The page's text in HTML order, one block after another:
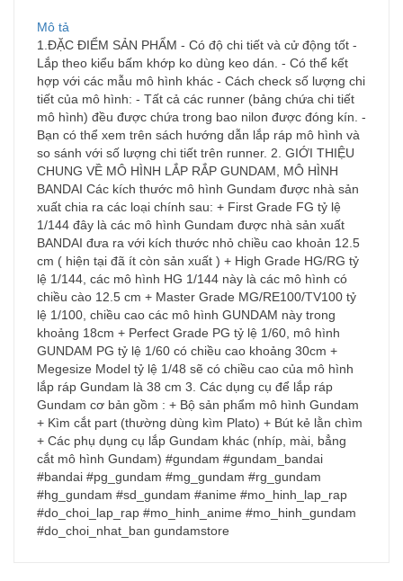
Mô tả
1.ĐẶC ĐIỂM SẢN PHẨM - Có độ chi tiết và cử động tốt -
Lắp theo kiểu bấm khớp ko dùng keo dán. - Có thể kết
hợp với các mẫu mô hình khác - Cách check số lượng chi
tiết của mô hình: - Tất cả các runner (bảng chứa chi tiết
mô hình) đều được chứa trong bao nilon được đóng kín. -
Bạn có thể xem trên sách hướng dẫn lắp ráp mô hình và
so sánh với số lượng chi tiết trên runner. 2. GIỚI THIỆU
CHUNG VỀ MÔ HÌNH LẮP RẮP GUNDAM, MÔ HÌNH
BANDAI Các kích thước mô hình Gundam được nhà sản
xuất chia ra các loại chính sau: + First Grade FG tỷ lệ
1/144 đây là các mô hình Gundam được nhà sản xuất
BANDAI đưa ra với kích thước nhỏ chiều cao khoản 12.5
cm ( hiện tại đã ít còn sản xuất ) + High Grade HG/RG tỷ
lệ 1/144, các mô hình HG 1/144 này là các mô hình có
chiều cào 12.5 cm + Master Grade MG/RE100/TV100 tỷ
lệ 1/100, chiều cao các mô hình GUNDAM này trong
khoảng 18cm + Perfect Grade PG tỷ lệ 1/60, mô hình
GUNDAM PG tỷ lệ 1/60 có chiều cao khoảng 30cm +
Megesize Model tỷ lệ 1/48 sẽ có chiều cao của mô hình
lắp ráp Gundam là 38 cm 3. Các dụng cụ để lắp ráp
Gundam cơ bản gồm : + Bộ sản phẩm mô hình Gundam
+ Kìm cắt part (thường dùng kìm Plato) + Bút kẻ lằn chìm
+ Các phụ dụng cụ lắp Gundam khác (nhíp, mài, bẳng
cắt mô hình Gundam) #gundam #gundam_bandai
#bandai #pg_gundam #mg_gundam #rg_gundam
#hg_gundam #sd_gundam #anime #mo_hinh_lap_rap
#do_choi_lap_rap #mo_hinh_anime #mo_hinh_gundam
#do_choi_nhat_ban gundamstore